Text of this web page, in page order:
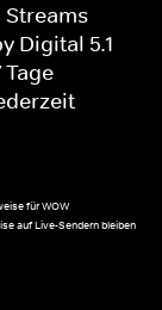
Digital 5.1
für WOW
auf Live-Sendern bleiben